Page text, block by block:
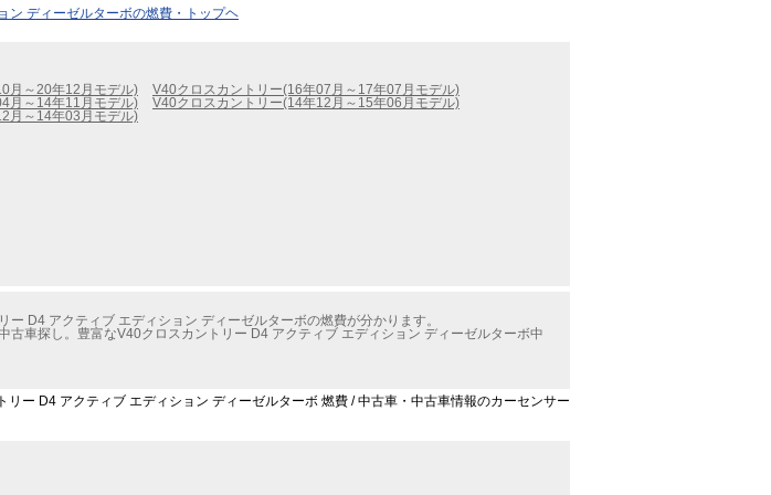
ン ディーゼルターボの燃費・トップヘ
月～20年12月モデル)
V40クロスカントリー(16年07月～17年07月モデル)
月～14年11月モデル)
V40クロスカントリー(14年12月～15年06月モデル)
月～14年03月モデル)
D4 アクティブ エディション ディーゼルターボの燃費が分かります。
車探し。豊富なV40クロスカントリー D4 アクティブ エディション ディーゼルターボ中
リー D4 アクティブ エディション ディーゼルターボ 燃費 / 中古車・中古車情報のカーセンサー